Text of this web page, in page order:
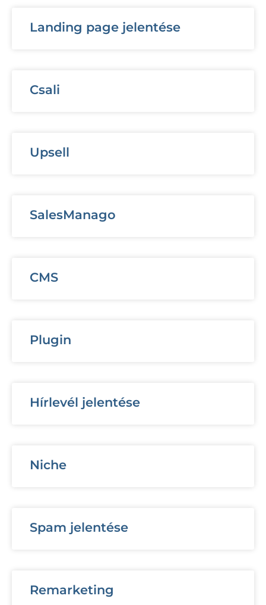
Landing page jelentése
Csali
Upsell
SalesManago
CMS
Plugin
Hírlevél jelentése
Niche
Spam jelentése
Remarketing